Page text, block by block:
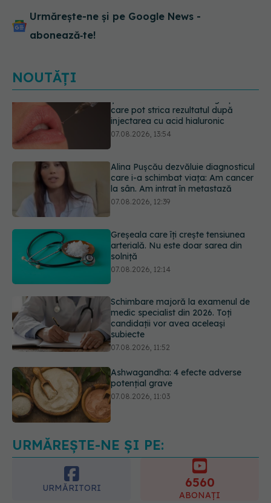
Urmărește-ne și pe Google News -
abonează‑te!
NOUTĂȚI
Alina Pușcău dezvăluie diagnosticul
care i-a schimbat viața: Am cancer
Greșeala care îți crește tensiunea
arterială. Nu este doar sarea din
Schimbare majoră la examenul de
medic specialist din 2026. Toți
candidații vor avea aceleași
07.08.2026, 11:52
Ashwagandha: 4 efecte adverse
potențial grave
07.08.2026, 11:03
Ți-ai mărit buzele? Cele 4 greșeli
URMĂREȘTE-NE ȘI PE:
URMĂRITORI 6560
ABONAȚI